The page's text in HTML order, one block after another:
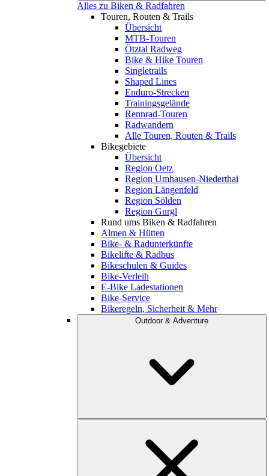
Alles zu Biken & Radfahren
Touren, Routen & Trails
Übersicht
MTB-Touren
Ötztal Radweg
Bike & Hike Touren
Singletrails
Shaped Lines
Enduro-Strecken
Trainingsgelände
Rennrad-Touren
Radwandern
Alle Touren, Routen & Trails
Bikegebiete
Übersicht
Region Oetz
Region Umhausen-Niederthai
Region Längenfeld
Region Sölden
Region Gurgl
Rund ums Biken & Radfahren
Almen & Hütten
Bike- & Radunterkünfte
Bikelifte & Radbus
Bikeschulen & Guides
Bike-Verleih
E-Bike Ladestationen
Bike-Service
Bikeregeln, Sicherheit & Mehr
Outdoor & Adventure